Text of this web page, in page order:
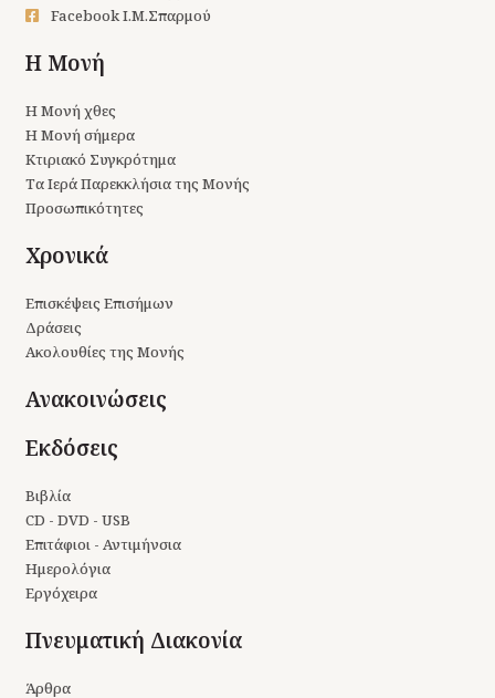
Facebook Ι.Μ.Σπαρμού
Η Μονή
Η Μονή χθες
Η Μονή σήμερα
Κτιριακό Συγκρότημα
Τα Ιερά Παρεκκλήσια της Μονής
Προσωπικότητες
Χρονικά
Επισκέψεις Επισήμων
Δράσεις
Ακολουθίες της Μονής
Ανακοινώσεις
Εκδόσεις
Βιβλία
CD - DVD - USB
Επιτάφιοι - Αντιμήνσια
Ημερολόγια
Εργόχειρα
Πνευματική Διακονία
Άρθρα